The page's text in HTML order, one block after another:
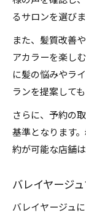
るサロンを選びま
また、髪質改善
アカラーを楽し
に髪の悩みやラ
ランを提案して
さらに、予約の
基準となります
約が可能な店舗
バレイヤージ
バレイヤージュ